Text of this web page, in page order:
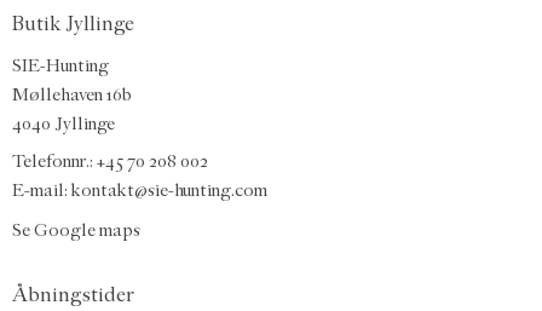
Butik Jyllinge
SIE-Hunting
Møllehaven 16b
4040 Jyllinge
Telefonnr.: +45 70 208 002
E-mail: kontakt@sie-hunting.com
Se Google maps
Åbningstider